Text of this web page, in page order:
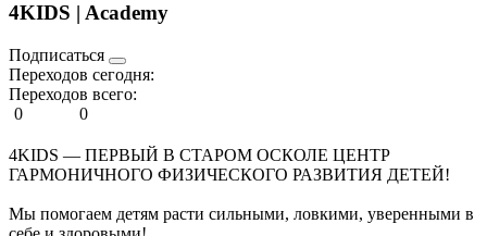
4KIDS | Academy
Подписаться
Переходов сегодня:
Переходов всего:
0
0
4KIDS — ПЕРВЫЙ В СТАРОМ ОСКОЛЕ ЦЕНТР
ГАРМОНИЧНОГО ФИЗИЧЕСКОГО РАЗВИТИЯ ДЕТЕЙ!
Мы помогаем детям расти сильными, ловкими, уверенными в